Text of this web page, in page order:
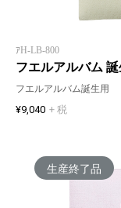
ｱH-LB-800
フエルアルバム
フエルアルバム誕生用
¥9,040 + 税
生産終了品